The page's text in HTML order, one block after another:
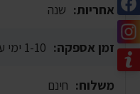
אחריות: שנה
זמן אספקה: 1-10 ימי עסקים, תלוי בסוג המשלוח
משלוח: חינם